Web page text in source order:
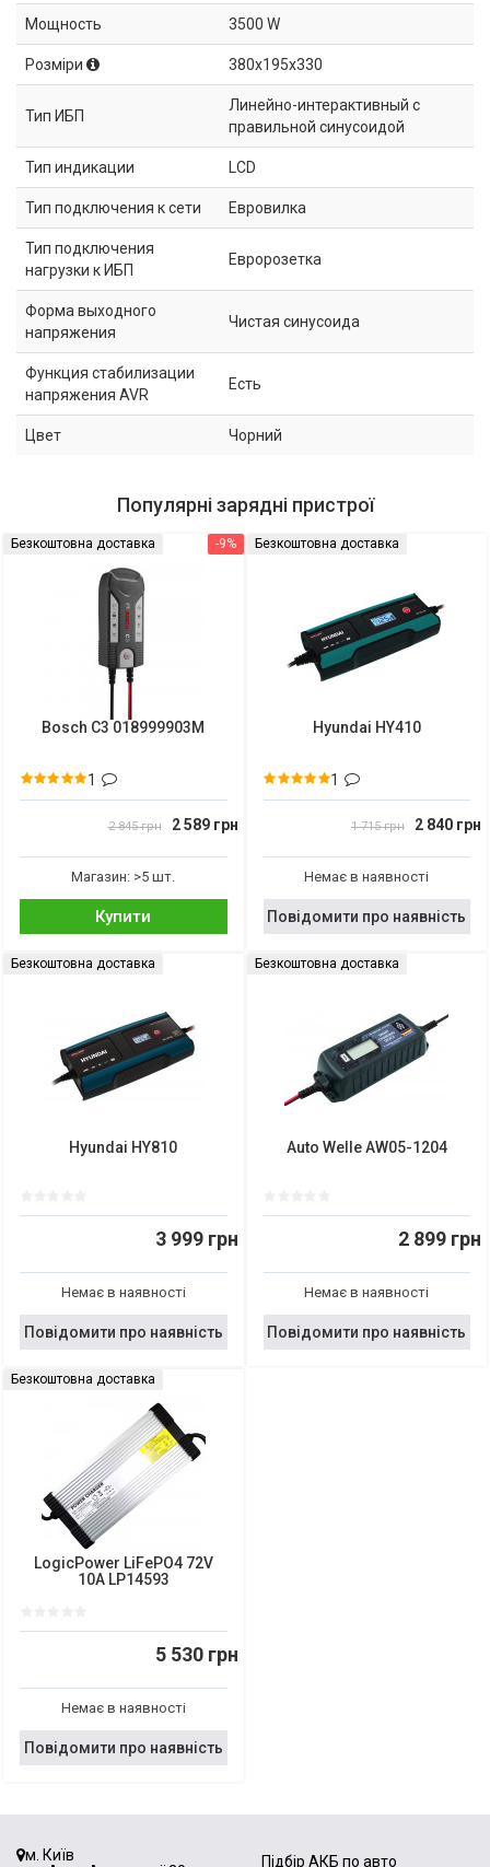
Мощность 3500 W
Розміри 380x195x330
Тип ИБП
Линейно-интерактивный с
правильной синусоидой
Тип индикации LCD
Тип подключения к сети Евровилка
Тип подключения
нагрузки к ИБП
Евророзетка
Форма выходного
напряжения
Чистая синусоида
Функция стабилизации
напряжения AVR
Есть
Цвет Чорний
Популярні зарядні пристрої
-9%
Безкоштовна доставка
Bosch C3 018999903M
1
2 845 грн 2 589 грн
Магазин: >5 шт.
Купити
Безкоштовна доставка
Hyundai HY410
1
1 715 грн 2 840 грн
Немає в наявності
Повідомити про наявність
Безкоштовна доставка
Hyundai HY810
3 999 грн
Немає в наявності
Повідомити про наявність
Безкоштовна доставка
Auto Welle AW05-1204
2 899 грн
Немає в наявності
Повідомити про наявність
Безкоштовна доставка
LogicPower LiFePO4 72V
10A LP14593
5 530 грн
Немає в наявності
Повідомити про наявність
м. Київ
Підбір АКБ по авто